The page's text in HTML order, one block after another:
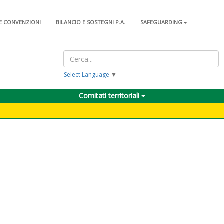
CONVENZIONI BILANCIO E SOSTEGNI P.A.
SAFEGUARDING
Select Language ▼
Comitati territoriali